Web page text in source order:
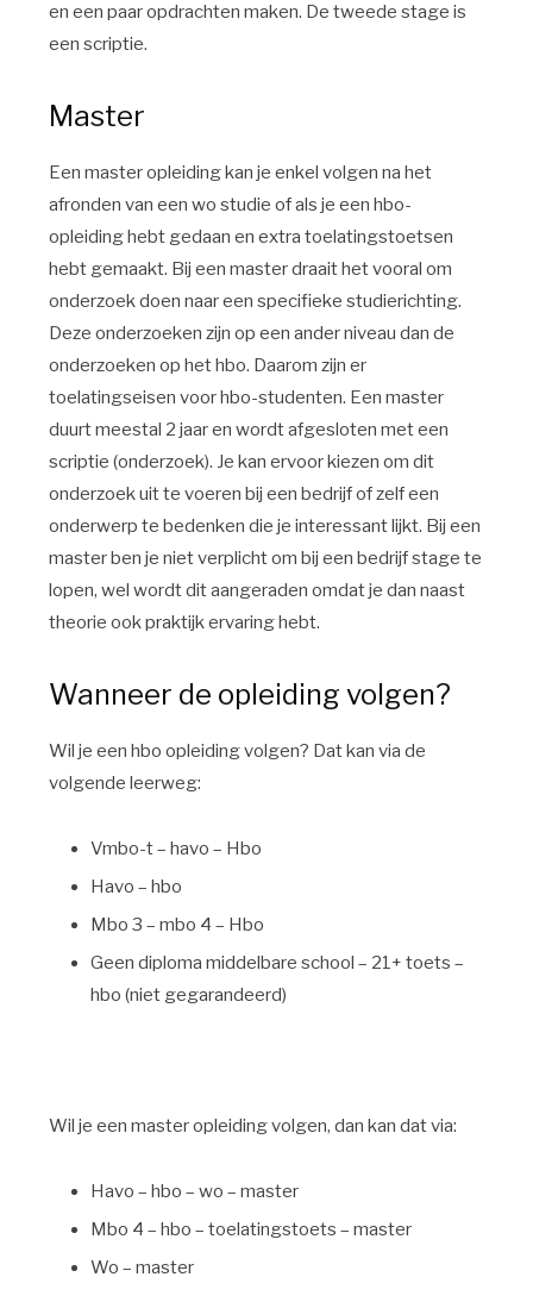
en een paar opdrachten maken. De tweede stage is
een scriptie.
Master
Een master opleiding kan je enkel volgen na het
afronden van een wo studie of als je een hbo-
opleiding hebt gedaan en extra toelatingstoetsen
hebt gemaakt. Bij een master draait het vooral om
onderzoek doen naar een specifieke studierichting.
Deze onderzoeken zijn op een ander niveau dan de
onderzoeken op het hbo. Daarom zijn er
toelatingseisen voor hbo-studenten. Een master
duurt meestal 2 jaar en wordt afgesloten met een
scriptie (onderzoek). Je kan ervoor kiezen om dit
onderzoek uit te voeren bij een bedrijf of zelf een
onderwerp te bedenken die je interessant lijkt. Bij een
master ben je niet verplicht om bij een bedrijf stage te
lopen, wel wordt dit aangeraden omdat je dan naast
theorie ook praktijk ervaring hebt.
Wanneer de opleiding volgen?
Wil je een hbo opleiding volgen? Dat kan via de
volgende leerweg:
Vmbo-t – havo – Hbo
Havo – hbo
Mbo 3 – mbo 4 – Hbo
Geen diploma middelbare school – 21+ toets –
hbo (niet gegarandeerd)
Wil je een master opleiding volgen, dan kan dat via:
Havo – hbo – wo – master
Mbo 4 – hbo – toelatingstoets – master
Wo – master